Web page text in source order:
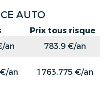
AUTO
Prix tous risque
an
783.9 €/an
an 1763.775 €/an